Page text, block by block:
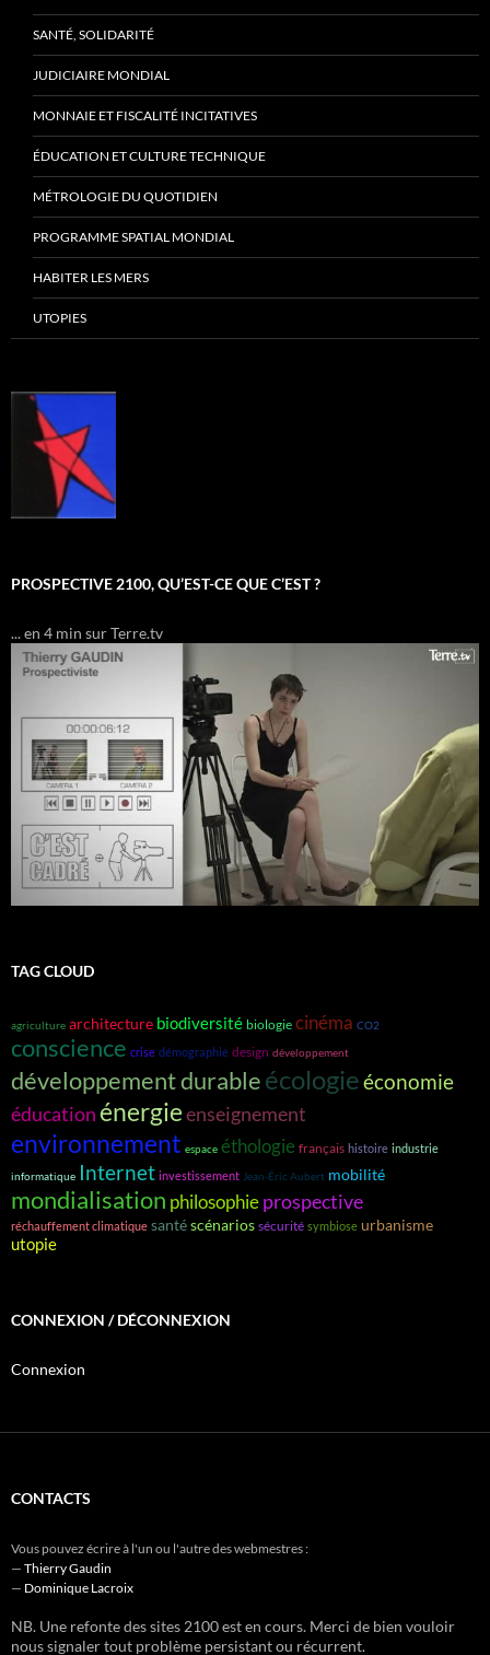
SANTÉ, SOLIDARITÉ
JUDICIAIRE MONDIAL
MONNAIE ET FISCALITÉ INCITATIVES
ÉDUCATION ET CULTURE TECHNIQUE
MÉTROLOGIE DU QUOTIDIEN
PROGRAMME SPATIAL MONDIAL
HABITER LES MERS
UTOPIES
PROSPECTIVE 2100, QU’EST-CE QUE C’EST ?
... en 4 min sur Terre.tv
TAG CLOUD
agriculture architecture biodiversité biologie cinéma CO2
conscience crise démographie design développement
développement durableécologieéconomie
éducationénergieenseignement
environnement espace éthologie français histoire industrie
informatique Internet investissement Jean-Éric Aubert mobilité
mondialisation philosophieprospective
réchauffement climatique santéscénarios sécurité symbiose urbanisme
utopie
CONNEXION / DÉCONNEXION
Connexion
CONTACTS
Vous pouvez écrire à l'un ou l'autre des webmestres :
— Thierry Gaudin
— Dominique Lacroix
NB. Une refonte des sites 2100 est en cours. Merci de bien vouloir
nous signaler tout problème persistant ou récurrent.